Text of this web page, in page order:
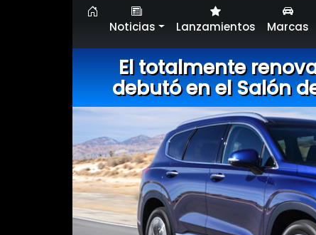
Noticias Lanzamientos Marcas
El totalmente
debutó en el Salón